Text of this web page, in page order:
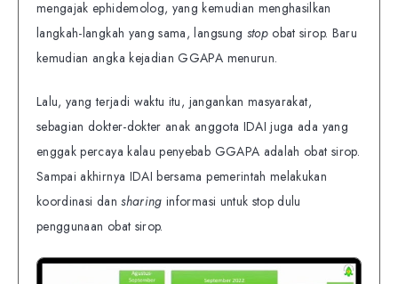
mengajak ephidemolog, yang kemudian menghasilkan
langkah-langkah yang sama, langsung stopobat sirop. Baru
kemudian angka kejadian GGAPA menurun.
Lalu, yang terjadi waktu itu, jangankan masyarakat,
sebagian dokter-dokter anak anggota IDAI juga ada yang
enggak percaya kalau penyebab GGAPA adalah obat sirop.
Sampai akhirnya IDAI bersama pemerintah melakukan
koordinasi dansharinginformasi untuk stop dulu
penggunaan obat sirop.